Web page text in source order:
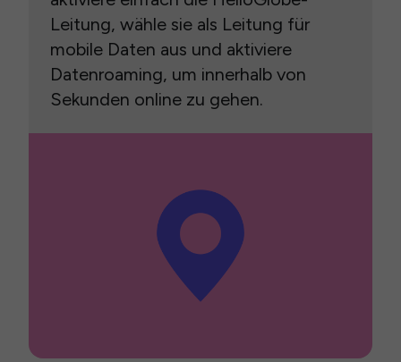
Leitung, wähle sie als Leitung für
mobile Daten aus und aktiviere
Datenroaming, um innerhalb von
Sekunden online zu gehen.